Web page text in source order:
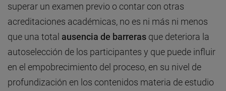
superar un examen previo o contar con otras
acreditaciones académicas, no es ni más ni menos
que una total ausencia de barreras que deteriora la
autoselección de los participantes y que puede influir
en el empobrecimiento del proceso, en su nivel de
profundización en los contenidos materia de estudio